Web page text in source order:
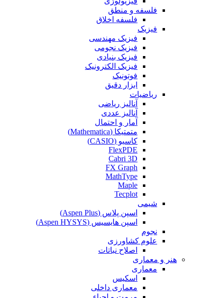
فلسفه و منطق
فلسفه اخلاق
فیزیک
فیزیک مهندسی
فیزیک نجومی
فیزیک بنیادی
فیزیک الکترونیک
فوتونیک
ابزار دقیق
ریاضیات
آنالیز ریاضی
آنالیز عددی
آمار و احتمال
متمتیکا (Mathematica)
کاسیو (CASIO)
FlexPDE
Cabri 3D
FX Graph
MathType
Maple
Tecplot
شیمی
اسپن پلاس (Aspen Plus)
اسپن هایسیس (Aspen HYSYS)
نجوم
علوم کشاورزی
اصلاح نباتات
هنر و معماری
معماری
اسکیس
معماری داخلی